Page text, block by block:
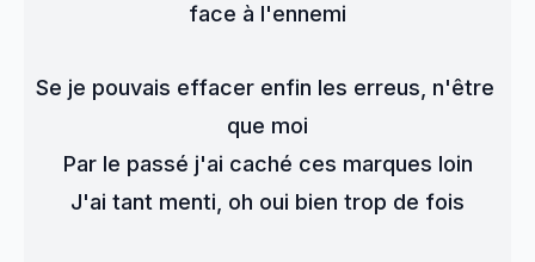
face à l'ennemi
Se je pouvais effacer enfin les erreus, n'être
que moi
Par le passé j'ai caché ces marques loin
J'ai tant menti, oh oui bien trop de fois